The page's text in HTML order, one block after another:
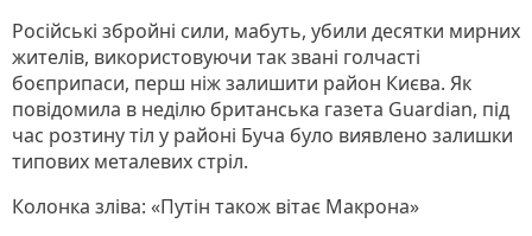
Російські збройні сили, мабуть, убили десятки мирних
жителів, використовуючи так звані голчасті
боєприпаси, перш ніж залишити район Києва. Як
повідомила в неділю британська газета Guardian, під
час розтину тіл у районі Буча було виявлено залишки
типових металевих стріл.
Колонка зліва: «Путін також вітає Макрона»